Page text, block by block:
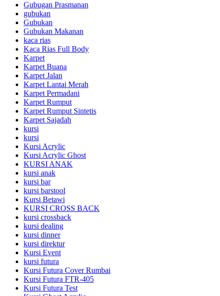
Gubugan Prasmanan
gubukan
Gubukan
Gubukan Makanan
kaca rias
Kaca Rias Full Body
Karpet
Karpet Buana
Karpet Jalan
Karpet Lantai Merah
Karpet Permadani
Karpet Rumput
Karpet Rumput Sintetis
Karpet Sajadah
kursi
kursi
Kursi Acrylic
Kursi Acrylic Ghost
KURSI ANAK
kursi anak
kursi bar
kursi barstool
Kursi Betawi
KURSI CROSS BACK
kursi crossback
kursi dealing
kursi dinner
kursi direktur
Kursi Event
kursi futura
Kursi Futura Cover Rumbai
Kursi Futura FTR-405
Kursi Futura Test